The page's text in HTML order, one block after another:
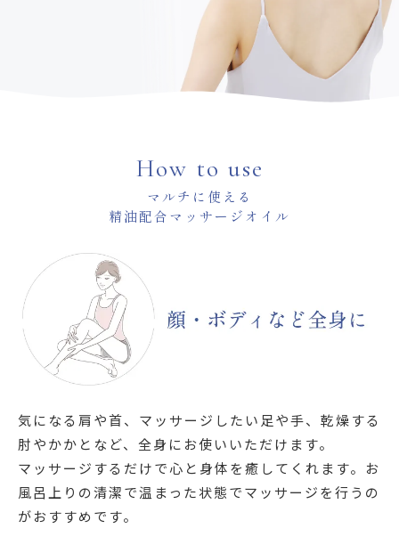
How to use
マルチに使える
精油配合マッサージオイル
気になる肩や首、マッサージしたい足や手、乾燥する
肘やかかとなど、全身にお使いいただけます。
マッサージするだけで心と身体を癒してくれます。お
風呂上りの清潔で温まった状態でマッサージを行うの
がおすすめです。